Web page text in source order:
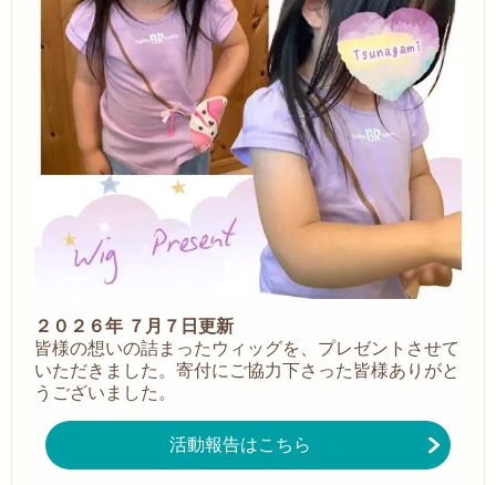
２０２６年 ７月７日更新
皆様の想いの詰まったウィッグを、プレゼントさせて
いただきました。 寄付にご協力下さった皆様ありがと
うございました。
活動報告はこちら